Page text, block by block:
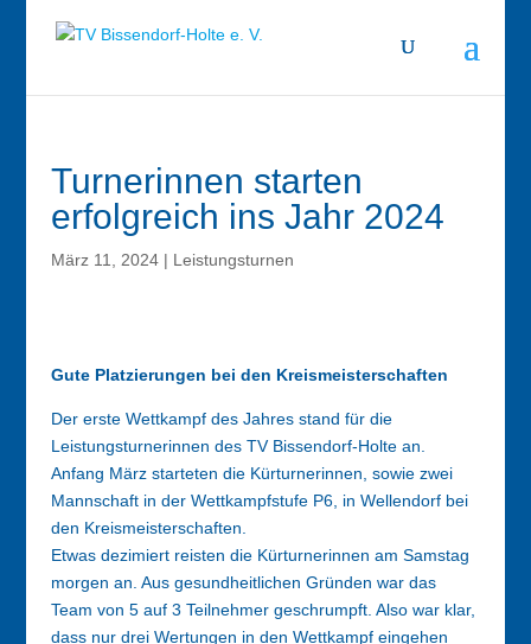
Turnerinnen starten
erfolgreich ins Jahr 2024
März 11, 2024| Leistungsturnen
Gute Platzierungen bei den Kreismeisterschaften
Der erste Wettkampf des Jahres stand für die
Leistungsturnerinnen des TV Bissendorf-Holte an.
Anfang März starteten die Kürturnerinnen, sowie zwei
Mannschaft in der Wettkampfstufe P6, in Wellendorf bei
den Kreismeisterschaften.
Etwas dezimiert reisten die Kürturnerinnen am Samstag
morgen an. Aus gesundheitlichen Gründen war das
Team von 5 auf 3 Teilnehmer geschrumpft. Also war klar,
dass nur drei Wertungen in den Wettkampf eingehen